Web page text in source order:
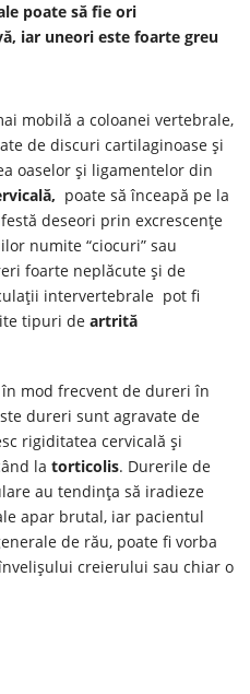
poate să fie ori
iar uneori este foarte greu
mobilă a coloanei vertebrale,
de discuri cartilaginoase și
oaselor și ligamentelor din
poate să înceapă pe la
deseori prin excrescențe
numite “ciocuri” sau
foarte neplăcute și de
intervertebrale pot fi
tipuri de artrită
mod frecvent de dureri în
dureri sunt agravate de
rigiditatea cervicală și
la torticolis. Durerile de
au tendința să iradieze
apar brutal, iar pacientul
de rău, poate fi vorba
creierului sau chiar o